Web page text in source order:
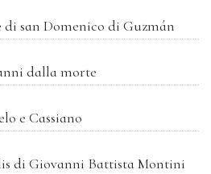
san Domenico di Guzmán
dalla morte
e Cassiano
di Giovanni Battista Montini